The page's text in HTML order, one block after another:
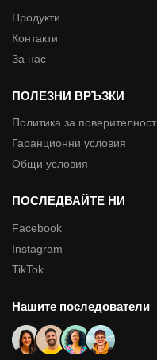
Продукти
Контакти
За нас
ПОЛЕЗНИ ВРЪЗКИ
Политика за поверителност
Гаранционни условия
Общи условия
ПОСЛЕДВАЙТЕ НИ
Facebook
Instagram
TikTok
Нашите последователи